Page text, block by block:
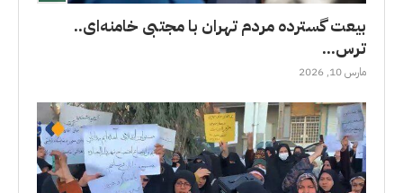
بیعت گسترده مردم تهران با مجتبی خامنه‌ای..
ترس...
مارس 10, 2026